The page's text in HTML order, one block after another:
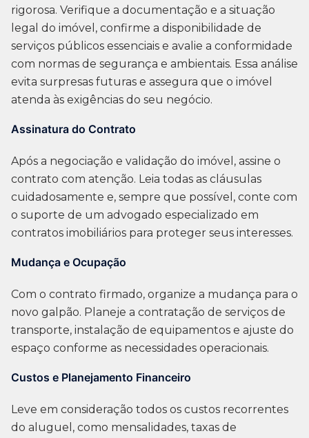
rigorosa. Verifique a documentação e a situação
legal do imóvel, confirme a disponibilidade de
serviços públicos essenciais e avalie a conformidade
com normas de segurança e ambientais. Essa análise
evita surpresas futuras e assegura que o imóvel
atenda às exigências do seu negócio.
Assinatura do Contrato
Após a negociação e validação do imóvel, assine o
contrato com atenção. Leia todas as cláusulas
cuidadosamente e, sempre que possível, conte com
o suporte de um advogado especializado em
contratos imobiliários para proteger seus interesses.
Mudança e Ocupação
Com o contrato firmado, organize a mudança para o
novo galpão. Planeje a contratação de serviços de
transporte, instalação de equipamentos e ajuste do
espaço conforme as necessidades operacionais.
Custos e Planejamento Financeiro
Leve em consideração todos os custos recorrentes
do aluguel, como mensalidades, taxas de